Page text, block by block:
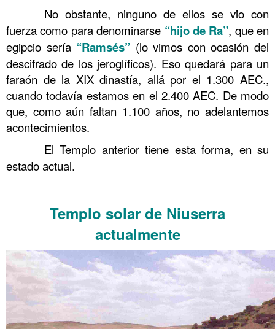
No obstante, ninguno de ellos se vio con
fuerza como para denominarse “hijo de Ra”, que en
egipcio sería “Ramsés” (lo vimos con ocasión del
descifrado de los jeroglíficos). Eso quedará para un
faraón de la XIX dinastía, allá por el 1.300 AEC.,
cuando todavía estamos en el 2.400 AEC. De modo
que, como aún faltan 1.100 años, no adelantemos
acontecimientos.
El Templo anterior tiene esta forma, en su
estado actual.
Templo solar de Niuserra
actualmente